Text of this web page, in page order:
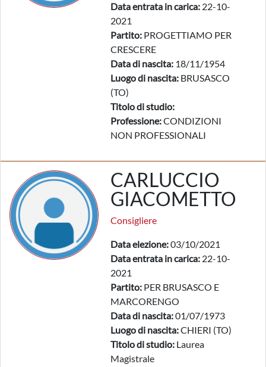
Data entrata in carica: 22-10-
2021
Partito: PROGETTIAMO PER
CRESCERE
Data di nascita: 18/11/1954
Luogo di nascita: BRUSASCO
(TO)
Titolo di studio:
Professione:CONDIZIONI
NON PROFESSIONALI
CARLUCCIO
GIACOMETTO
Consigliere
Data elezione:03/10/2021
Data entrata in carica: 22-10-
2021
Partito: PER BRUSASCO E
MARCORENGO
Data di nascita:01/07/1973
Luogo di nascita:CHIERI (TO)
Titolo di studio: Laurea
Magistrale